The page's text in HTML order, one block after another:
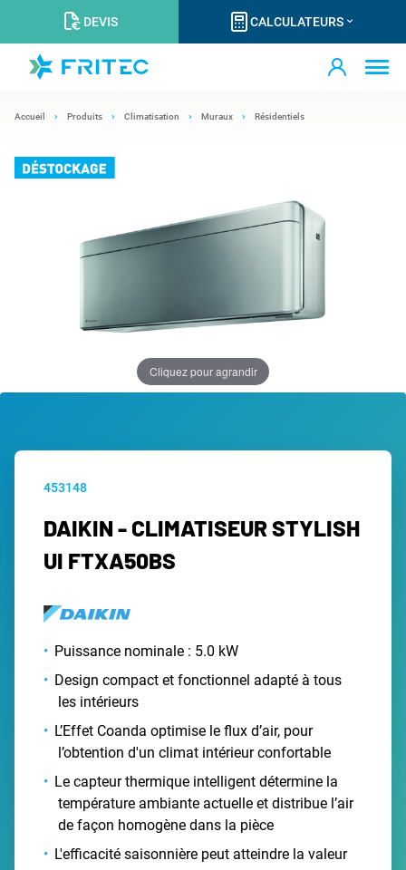
DEVIS CALCULATEURS
Accueil Produits Climatisation Muraux Résidentiels
Cliquez pour agrandir
453148
DAIKIN - CLIMATISEUR STYLISH
UI FTXA50BS
Puissance nominale : 5.0 kW
Design compact et fonctionnel adapté à tous
les intérieurs
L’Effet Coanda optimise le flux d’air, pour
l’obtention d'un climat intérieur confortable
Le capteur thermique intelligent détermine la
température ambiante actuelle et distribue l’air
de façon homogène dans la pièce
L'efficacité saisonnière peut atteindre la valeur